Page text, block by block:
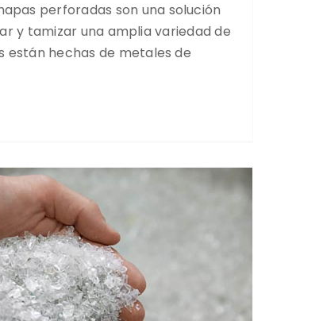
perforadas son una solución
y tamizar una amplia variedad de
están hechas de metales de